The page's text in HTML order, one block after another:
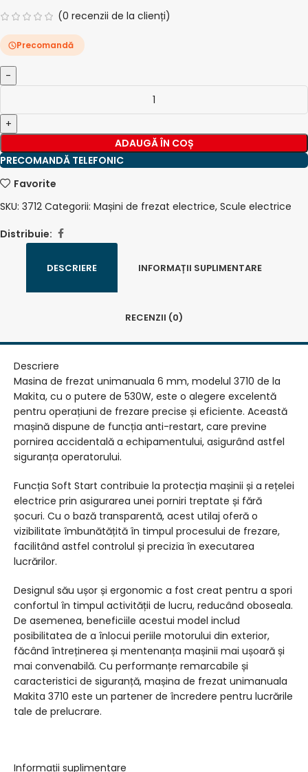
(0 recenzii de la clienți)
Precomandă
ADAUGĂ ÎN COȘ
PRECOMANDĂ TELEFONIC
Favorite
SKU: 3712 Categorii: Mașini de frezat electrice, Scule electrice
Distribuie:
DESCRIERE INFORMAȚII SUPLIMENTARE
RECENZII (0)
Descriere
Masina de frezat unimanuala 6 mm, modelul 3710 de la
Makita, cu o putere de 530W, este o alegere excelentă
pentru operațiuni de frezare precise și eficiente. Această
mașină dispune de funcția anti-restart, care previne
pornirea accidentală a echipamentului, asigurând astfel
siguranța operatorului.
Funcția Soft Start contribuie la protecția mașinii și a rețelei
electrice prin asigurarea unei porniri treptate și fără
șocuri. Cu o bază transparentă, acest utilaj oferă o
vizibilitate îmbunătățită în timpul procesului de frezare,
facilitând astfel controlul și precizia în executarea
lucrărilor.
Designul său ușor și ergonomic a fost creat pentru a spori
confortul în timpul activității de lucru, reducând oboseala.
De asemenea, beneficiile acestui model includ
posibilitatea de a înlocui periile motorului din exterior,
făcând întreținerea și mentenanța mașinii mai ușoară și
mai convenabilă. Cu performanțe remarcabile și
caracteristici de siguranță, mașina de frezat unimanuala
Makita 3710 este un partener de încredere pentru lucrările
tale de prelucrare.
Informații suplimentare